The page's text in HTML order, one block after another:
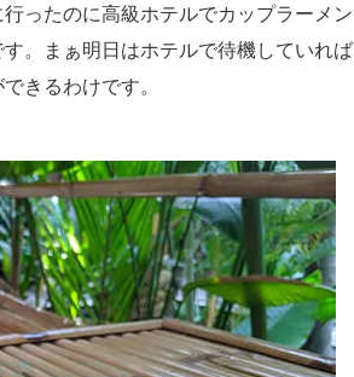
ったのに高級ホテルでカップラーメン
。まぁ明日はホテルで待機していれば
きるわけです。